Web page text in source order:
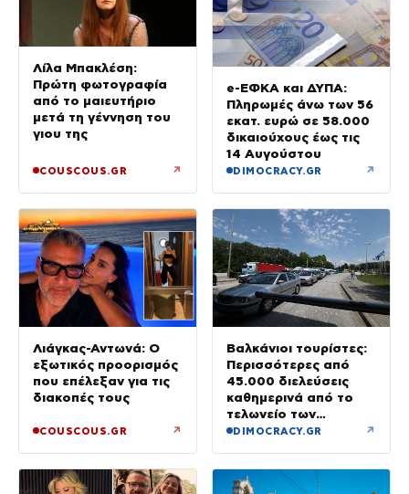
Λίλα Μπακλέση:
Πρώτη φωτογραφία
από το μαιευτήριο
μετά τη γέννηση του
γιου της
COUSCOUS.GR ↗
e-ΕΦΚΑ και ΔΥΠΑ:
Πληρωμές άνω των 56
εκατ. ευρώ σε 58.000
δικαιούχους έως τις
14 Αυγούστου
DIMOCRACY.GR ↗
Λιάγκας-Αντωνά: Ο
εξωτικός προορισμός
που επέλεξαν για τις
διακοπές τους
COUSCOUS.GR ↗
Βαλκάνιοι τουρίστες:
Περισσότερες από
45.000 διελεύσεις
καθημερινά από το
τελωνείο των
Ευζώνων
DIMOCRACY.GR ↗